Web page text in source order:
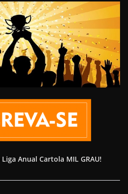
Liga Anual Cartola MIL GRAU!